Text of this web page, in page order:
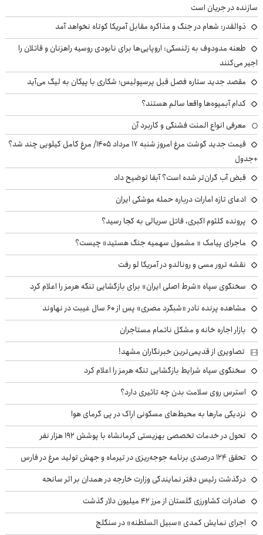
سازنده در جریان است
ذوالقدر: شعام در جنگ و مذاکره مقابل آمریکا کوتاه نخواهد آمد
طعنه مدودوف به زلنسکی: اروپایی‌ها برای نابودی روسیه راهزنان و قاتلان را
اجیر می‌کنند
مقصد جدید ستاره فصل قبل پرسپولیس؛ شکاری با پیکان به لیگ می‌آید
کدام آبمیوه‌ها واقعا سالم هستند؟
معرفی انواع المنت فشنگی و کاربرد آن
قیمت جدید گوشت مرغ امروز شنبه ۱۷ مرداد ۱۴۰۵/ مرغ کامل کیلویی چند شد؟
+جدول
قبض آب گران‌تر شده است؟ آبفا توضیح داد
ادعای تازه امارات درباره حمله موشکی ایران
پرونده کلثوم اکبری، قاتل سریالی به کجا رسید؟
ماجرای پیامک « مشمول سهمیه جنگ هستید» چیست؟
نقشه ترور مسی و رونالدو در آمریکا لو رفت
سخنگوی سپاه «شرط اصلی ایران» برای بازگشایی تنگه هرمز را اعلام کرد
مشاهده پرنده نادر «شبگرد مصری» پس از ۶۰ سال غیبت در نهاوند
بازار اجاره خانه و مشکل ناتمام مستاجران
تصاویری از قدیمی‌ترین خبرنگاران مشهد!
سخنگوی سپاه شرایط بازگشایی تنگه هرمز را اعلام کرد
استرس روی سلامت بدن چه تاثیری دارد؟
نزدیکی مارها به محیط‌های مسکونی اراک در پی گرمای هوا
تحول در خدمات تخصصی بهزیستی کرمانشاه با پوشش ۱۹۲ هزار نفر
تحقق ۱۲۴ درصدی برنامه جوجه‌ریزی در تیرماه و جهش تولید مرغ در فارس
درگذشت رئیس دفتر نمایندگی وزارت خارجه در همدان بر اثر سانحه
صادرات کشاورزی گلستان از مرز ۴۲ میلیون دلار گذشت
اجرای نمایش کمدی «سبیل السلطنه» در سنگلج